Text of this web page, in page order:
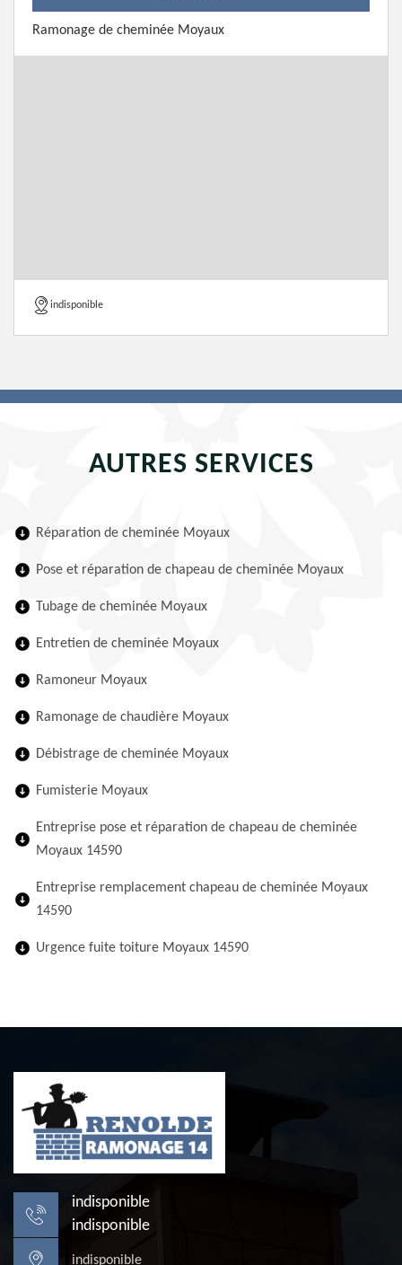
Ramonage de cheminée Moyaux
indisponible
AUTRES SERVICES
Réparation de cheminée Moyaux
Pose et réparation de chapeau de cheminée Moyaux
Tubage de cheminée Moyaux
Entretien de cheminée Moyaux
Ramoneur Moyaux
Ramonage de chaudière Moyaux
Débistrage de cheminée Moyaux
Fumisterie Moyaux
Entreprise pose et réparation de chapeau de cheminée
Moyaux 14590
Entreprise remplacement chapeau de cheminée Moyaux
14590
Urgence fuite toiture Moyaux 14590
indisponible
indisponible
indisponible